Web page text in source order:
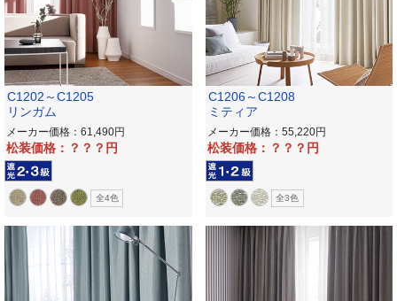
C1202～C1205
リンガム
メーカー価格：61,490
松装価格：？？？
全4色
C1206～C1208
ミティア
メーカー価格：55,220
松装価格：？？？
全3色